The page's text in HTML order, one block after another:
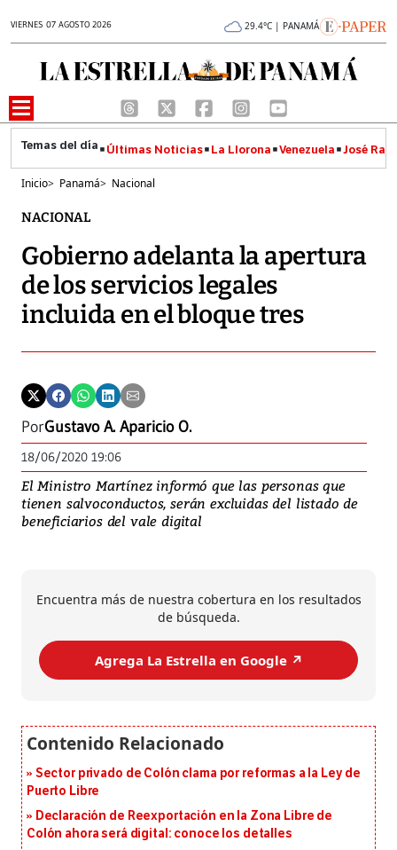
VIERNES 07 AGOSTO 2026 29.4°C | PANAMÁ
Últimas Noticias La Llorona Venezuela José
Inicio> Panamá> Nacional
NACIONAL
Gobierno adelanta la apertura
de los servicios legales
incluida en el bloque tres
PorGustavo A. Aparicio O.
18/06/2020 19:06
El Ministro Martínez informó que las personas que
tienen salvoconductos, serán excluidas del listado de
beneficiarios del vale digital
Encuentra más de nuestra cobertura en los resultados
de búsqueda.
Agrega La Estrella en Google ↗️
Sector privado de Colón clama por reformas a la Ley de
Puerto Libre
Declaración de Reexportación en la Zona Libre de
Colón ahora será digital: conoce los detalles